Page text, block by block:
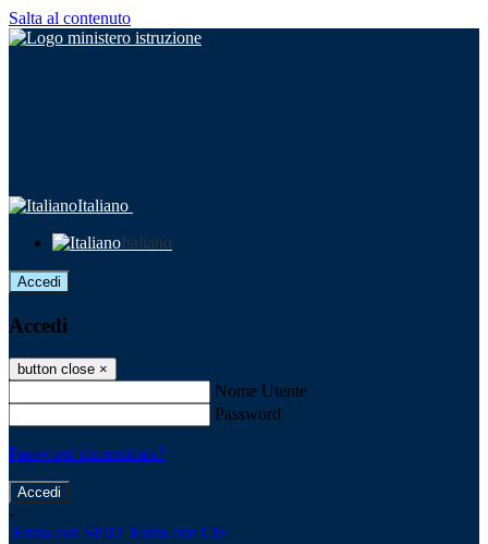
Salta al contenuto
Italiano
Italiano
Accedi
Accedi
button close ×
Nome Utente
Password
Password dimenticata?
-
Entra con SPID Entra con CIE